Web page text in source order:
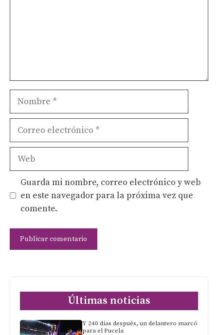
Nombre
Correo
Web
Guarda mi nombre, correo electrónico y web
en este navegador para la próxima vez que
comente.
Últimas noticias
Y 240 días después, un delantero marcó
para el Pucela